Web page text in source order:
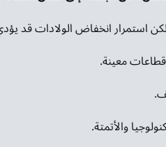
استمرار انخفاض الولادات قد
معينة.
والأتمتة.